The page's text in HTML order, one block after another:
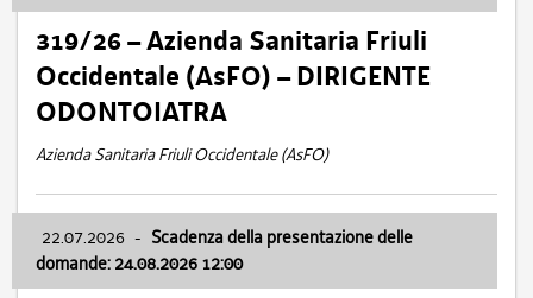
319/26 – Azienda Sanitaria Friuli
Occidentale (AsFO) – DIRIGENTE
ODONTOIATRA
Azienda Sanitaria Friuli Occidentale (AsFO)
22.07.2026 - Scadenza della presentazione delle
domande: 24.08.2026 12:00